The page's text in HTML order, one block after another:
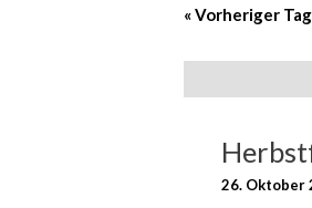
«Vorheriger Tag
26. Oktober